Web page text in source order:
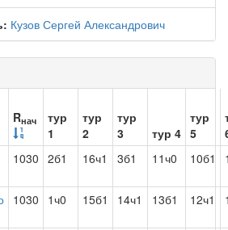
Кузов Сергей Александрович
Rнач
тур
1
тур
2
тур
3
тур 4
тур
5
1030 2б1 16ч1 3б1 11ч0 10б1
1030 1ч0 15б1 14ч1 13б1 12ч1